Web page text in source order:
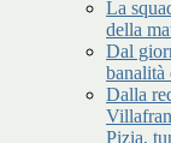
La
della
Dal
banalità
Dalla
Pizia,